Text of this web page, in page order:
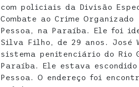
com policiais da Divisão
Combate ao Crime
Pessoa, na Paraíba. Ele foi
Silva Filho, de 29 anos. José
sistema penitenciário do Rio
Paraíba. Ele estava
Pessoa. O endereço foi